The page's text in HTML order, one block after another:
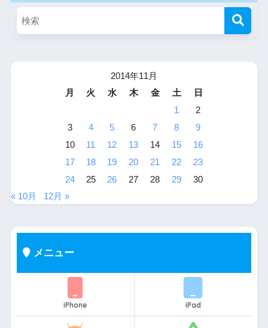
2014年11月
月
火 水 木 金 土
日
1
2
3
4 5 6 7 8
9
10
11 12 13 14 15
16
17
18 19 20 21 22
23
24
25 26 27 28 29
30
« 10月
12月 »
メニュー
iPhone iPad